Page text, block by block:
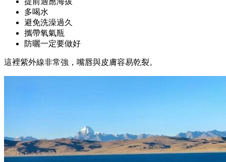
多喝水
避免洗澡過久
攜帶氧氣瓶
防曬一定要做好
這裡紫外線非常強，嘴唇與皮膚容易乾裂。